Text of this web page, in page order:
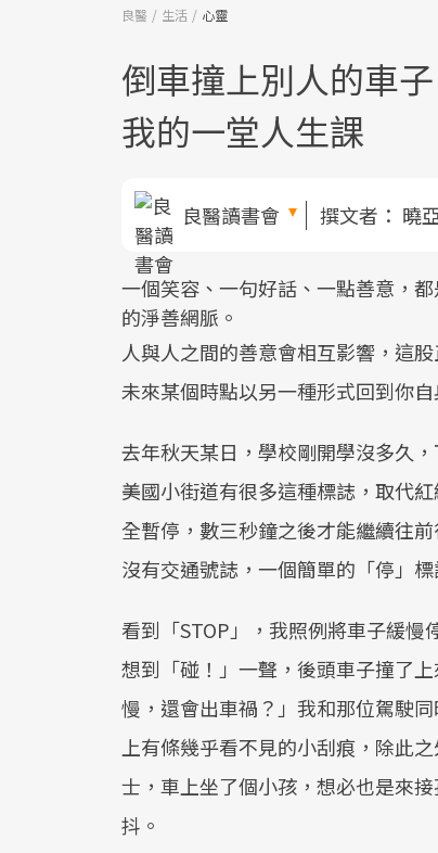
良醫 生活 心靈
倒車撞上別人的車
我的一堂人生課
良醫讀書會 撰文者： 曉
一個笑容、一句好話、一點善意，
的淨善網脈。
人與人之間的善意會相互影響，這
未來某個時點以另一種形式回到你自
去年秋天某日，學校剛開學沒多久
美國小街道有很多這種標誌，取代
全暫停，數三秒鐘之後才能繼續往
沒有交通號誌，一個簡單的「停」
看到「STOP」，我照例將車子緩
想到「碰！」一聲，後頭車子撞了
慢，還會出車禍？」我和那位駕駛
上有條幾乎看不見的小刮痕，除此
士，車上坐了個小孩，想必也是來
抖。